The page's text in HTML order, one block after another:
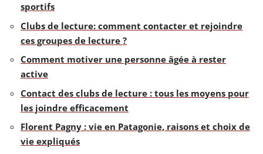
sportifs
Clubs de lecture: comment contacter et rejoindre
ces groupes de lecture ?
Comment motiver une personne âgée à rester
active
Contact des clubs de lecture : tous les moyens pour
les joindre efficacement
Florent Pagny : vie en Patagonie, raisons et choix de
vie expliqués